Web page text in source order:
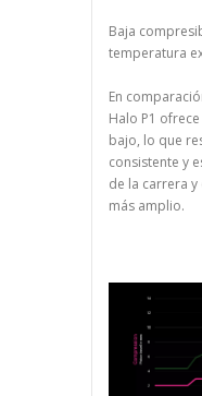
Baja
temperatura
En
Halo P1
bajo, lo que
consistente y
de la carrera
más amplio.